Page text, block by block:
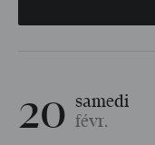
20 samedi
févr.